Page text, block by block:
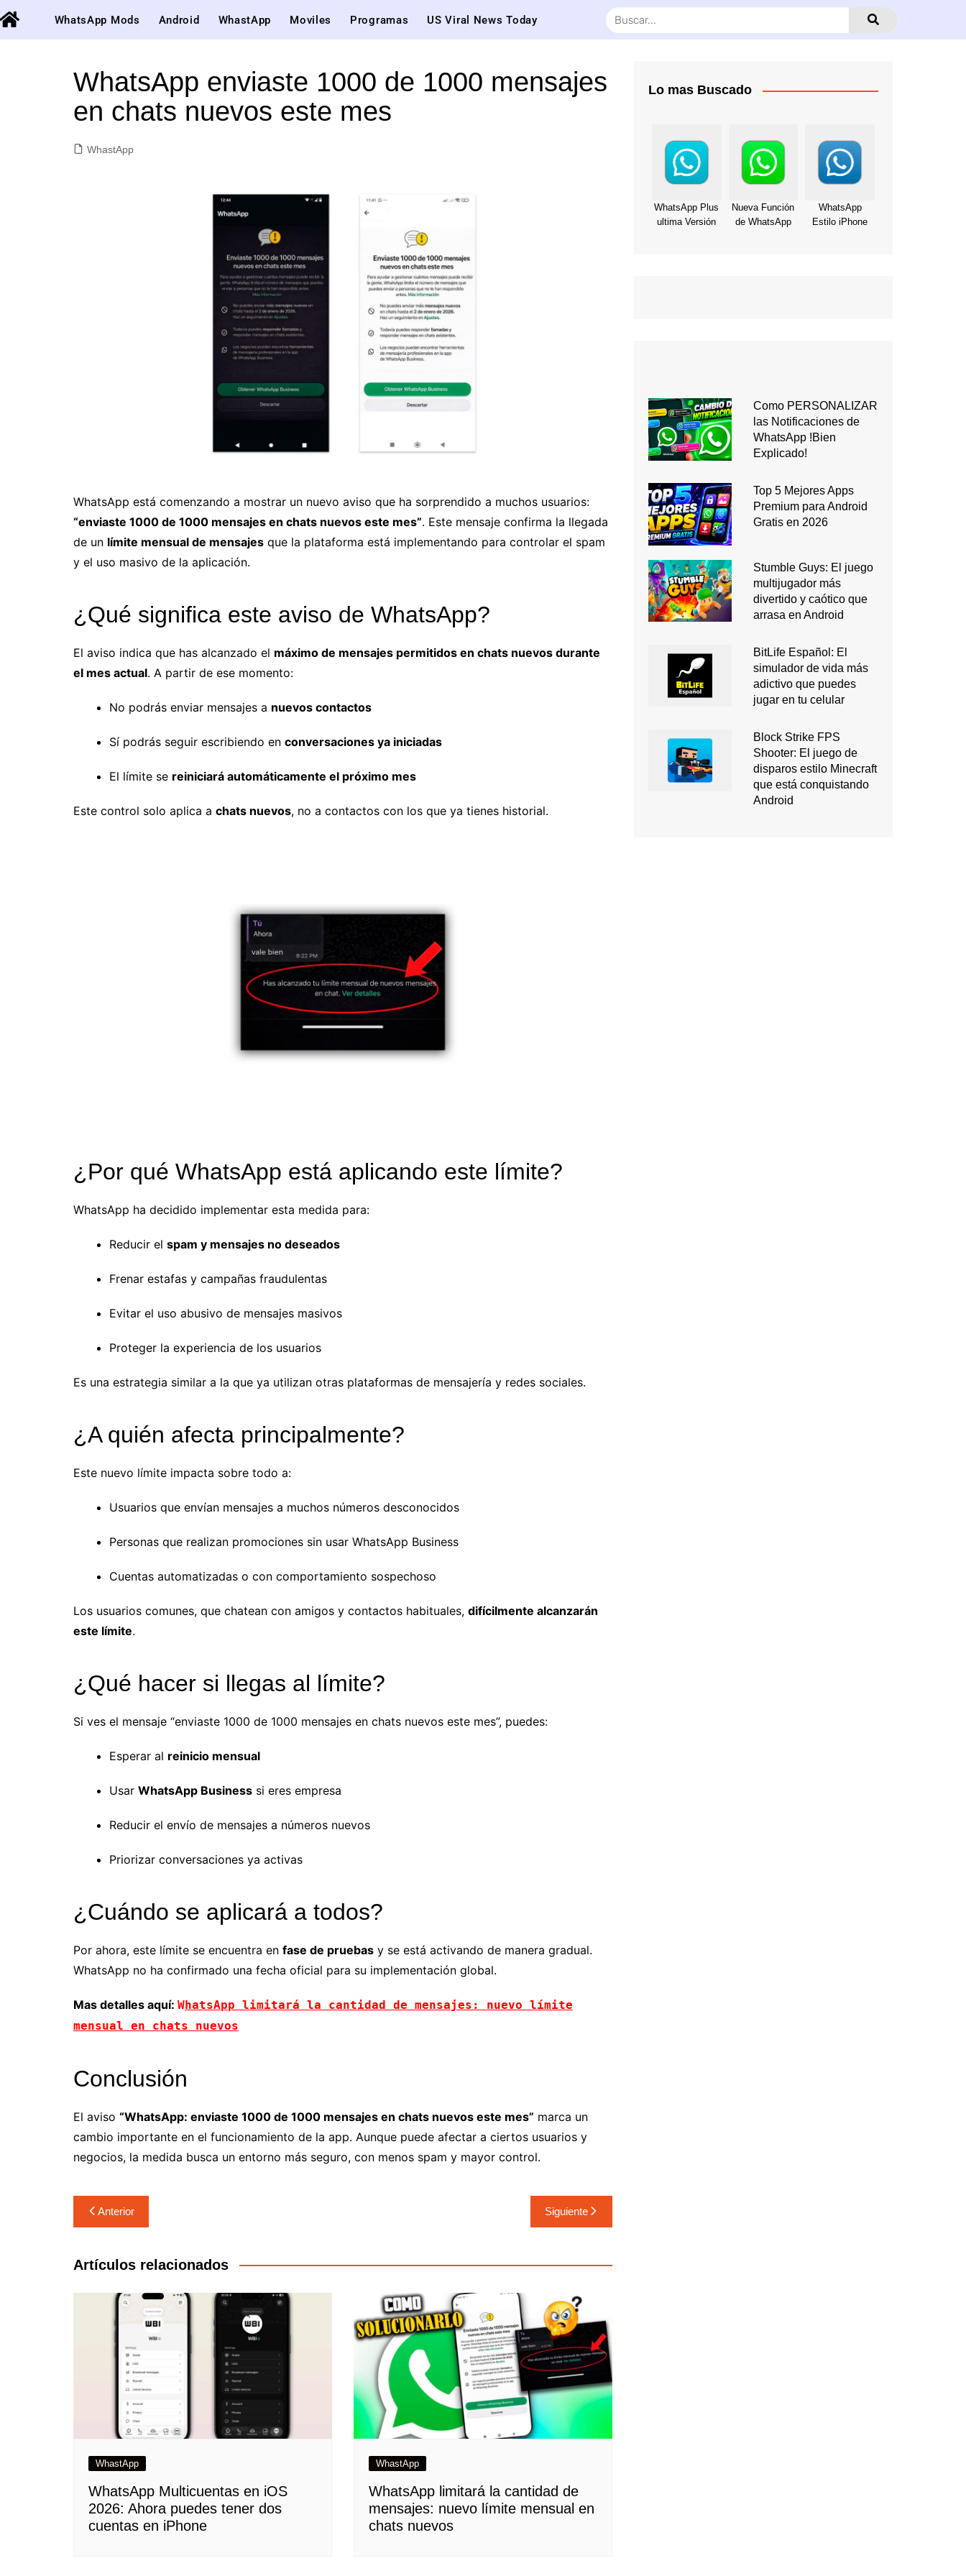
WhatsApp Mods Android WhastApp Moviles Programas US Viral News Today
WhatsApp enviaste 1000 de 1000 mensajes
en chats nuevos este mes
WhastApp
WhatsApp está comenzando a mostrar un nuevo aviso que ha sorprendido a muchos usuarios:
“enviaste 1000 de 1000 mensajes en chats nuevos este mes”. Este mensaje confirma la llegada
de un límite mensual de mensajes que la plataforma está implementando para controlar el spam
y el uso masivo de la aplicación.
¿Qué significa este aviso de WhatsApp?
El aviso indica que has alcanzado el máximo de mensajes permitidos en chats nuevos durante
el mes actual. A partir de ese momento:
No podrás enviar mensajes a nuevos contactos
Sí podrás seguir escribiendo en conversaciones ya iniciadas
El límite se reiniciará automáticamente el próximo mes
Este control solo aplica a chats nuevos, no a contactos con los que ya tienes historial.
¿Por qué WhatsApp está aplicando este límite?
WhatsApp ha decidido implementar esta medida para:
Reducir el spam y mensajes no deseados
Frenar estafas y campañas fraudulentas
Evitar el uso abusivo de mensajes masivos
Proteger la experiencia de los usuarios
Es una estrategia similar a la que ya utilizan otras plataformas de mensajería y redes sociales.
¿A quién afecta principalmente?
Este nuevo límite impacta sobre todo a:
Usuarios que envían mensajes a muchos números desconocidos
Personas que realizan promociones sin usar WhatsApp Business
Cuentas automatizadas o con comportamiento sospechoso
Los usuarios comunes, que chatean con amigos y contactos habituales, difícilmente alcanzarán
este límite.
¿Qué hacer si llegas al límite?
Si ves el mensaje “enviaste 1000 de 1000 mensajes en chats nuevos este mes”, puedes:
Esperar al reinicio mensual
Usar WhatsApp Business si eres empresa
Reducir el envío de mensajes a números nuevos
Priorizar conversaciones ya activas
¿Cuándo se aplicará a todos?
Por ahora, este límite se encuentra en fase de pruebas y se está activando de manera gradual.
WhatsApp no ha confirmado una fecha oficial para su implementación global.
Mas detalles aquí: WhatsApp limitará la cantidad de mensajes: nuevo límite
mensual en chats nuevos
Conclusión
El aviso “WhatsApp: enviaste 1000 de 1000 mensajes en chats nuevos este mes” marca un
cambio importante en el funcionamiento de la app. Aunque puede afectar a ciertos usuarios y
negocios, la medida busca un entorno más seguro, con menos spam y mayor control.
Anterior Siguiente
Artículos relacionados
WhastApp
WhatsApp Multicuentas en iOS
2026: Ahora puedes tener dos
cuentas en iPhone
WhastApp
WhatsApp limitará la cantidad de
mensajes: nuevo límite mensual en
chats nuevos
Lo mas Buscado
WhatsApp Plus
ultima Versión
Nueva Función
de WhatsApp
WhatsApp
Estilo iPhone
Como PERSONALIZAR
las Notificaciones de
WhatsApp !Bien
Explicado!
Top 5 Mejores Apps
Premium para Android
Gratis en 2026
Stumble Guys: El juego
multijugador más
divertido y caótico que
arrasa en Android
BitLife Español: El
simulador de vida más
adictivo que puedes
jugar en tu celular
Block Strike FPS
Shooter: El juego de
disparos estilo Minecraft
que está conquistando
Android